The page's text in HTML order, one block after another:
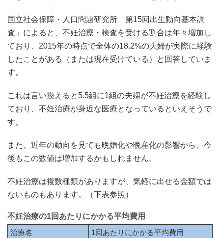
国立社会保障・人口問題研究所「第15回出生動向基本調
査」によると、不妊治療・検査を受ける割合は年々増加し
ており、2015年の時点で全体の18.2%の夫婦が実際に経験
したことがある（または現在受けている）と回答していま
す。
これは言い換えると5.5組に1組の夫婦が不妊治療を経験し
ており、不妊治療が身近な医療となっているといえそうで
す。
また、近年の動向を見ても晩婚化や晩産化の影響から、今
後もこの数値は増加するかもしれません。
不妊治療は複数種類がありますが、気軽に出せる金額では
ないものもあります。（下表参照）
不妊治療の1回あたりにかかる平均費用
治療名
1回あたりにかかる平均費用